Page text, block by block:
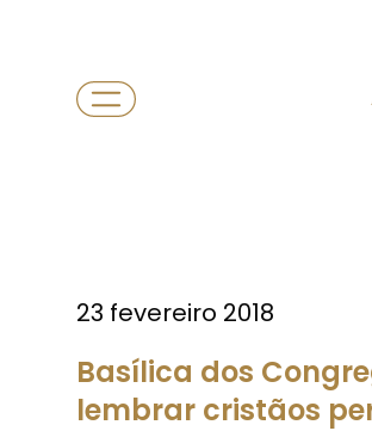
23 fevereiro 2018
Basílica dos
lembrar cristãos